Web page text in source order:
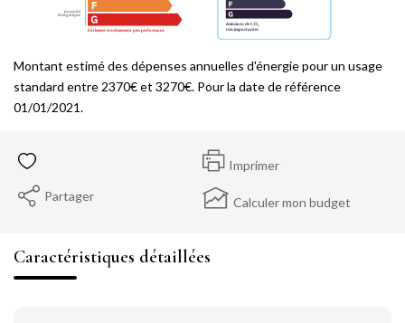
Montant estimé des dépenses annuelles d'énergie pour un usage
standard entre 2370€ et 3270€. Pour la date de référence
01/01/2021.
Imprimer
Partager
Calculer mon budget
Caractéristiques détaillées